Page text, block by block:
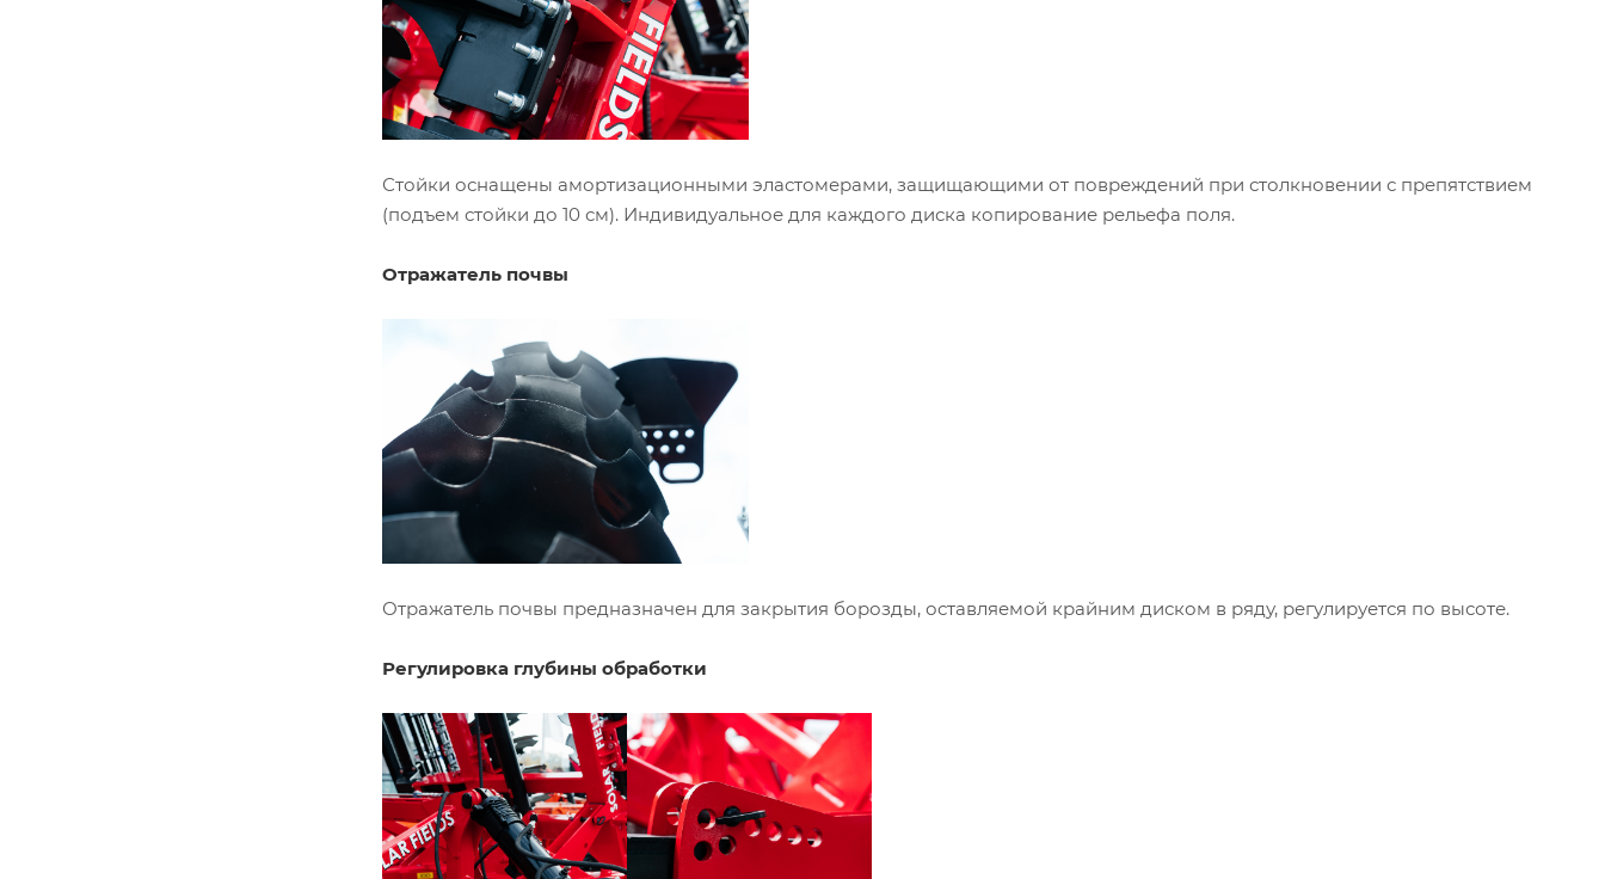
Стойки оснащены амортизационными эластомерами, защищающими от повреждений при столкновении с препятствием
(подъем стойки до 10 см). Индивидуальное для каждого диска копирование рельефа поля.
Отражатель почвы
Отражатель почвы предназначен для закрытия борозды, оставляемой крайним диском в ряду, регулируется по высоте.
Регулировка глубины обработки